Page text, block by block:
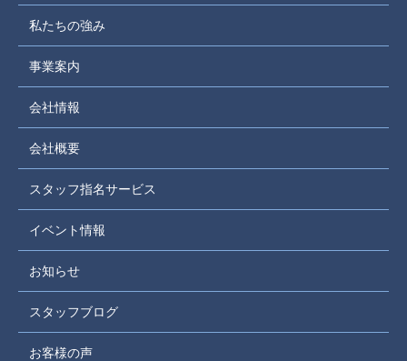
私たちの強み
事業案内
会社情報
会社概要
スタッフ指名サービス
イベント情報
お知らせ
スタッフブログ
お客様の声